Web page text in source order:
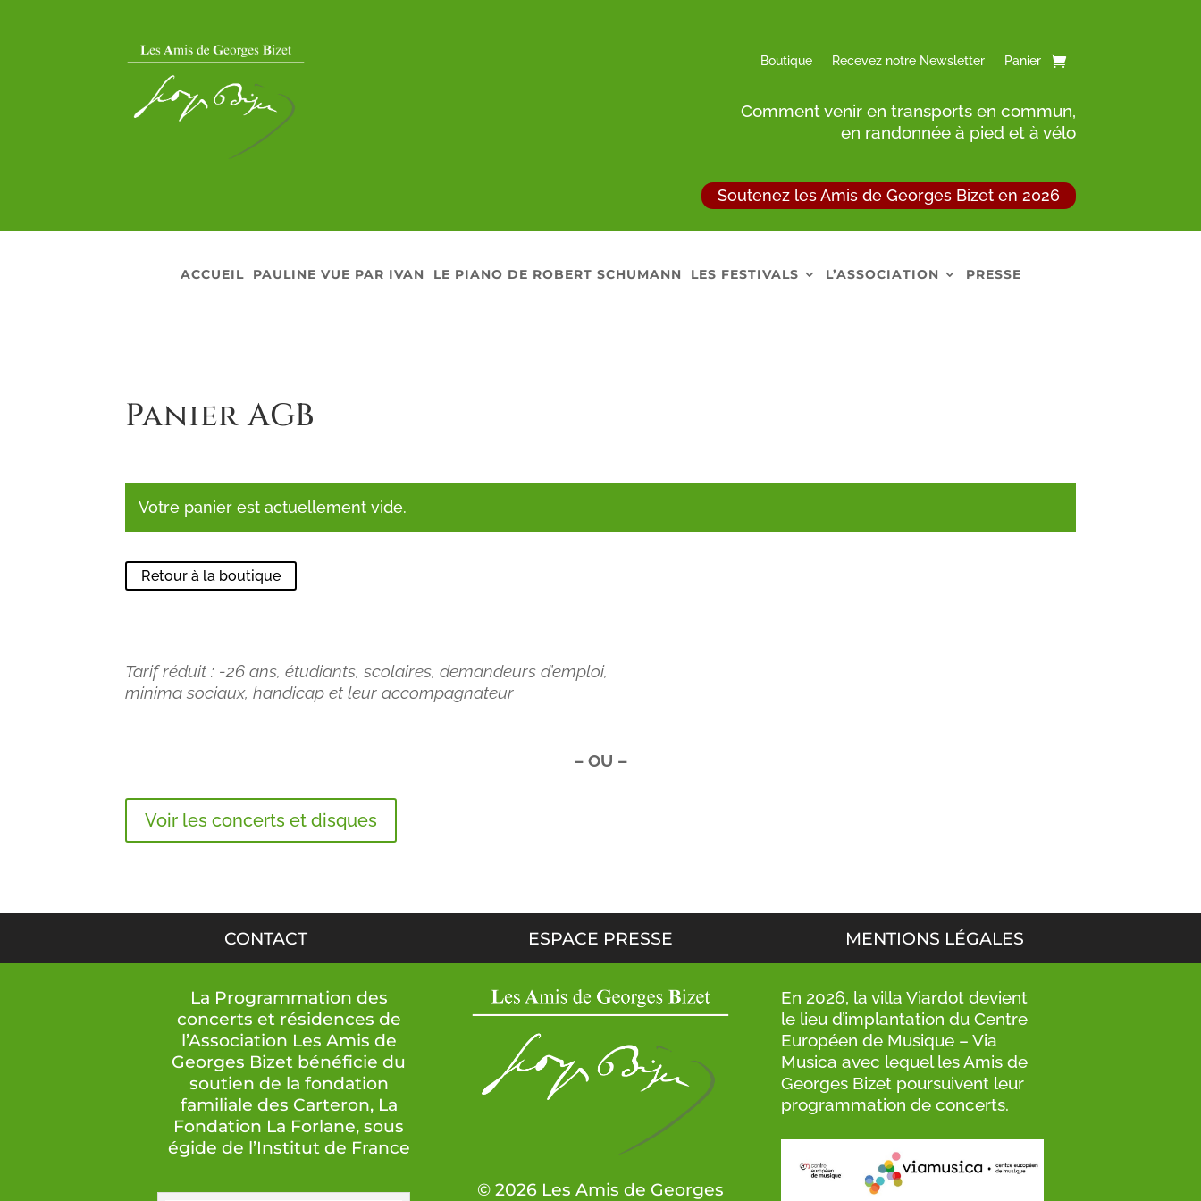
Boutique Recevez notre Newsletter Panier
Comment venir en transports en commun,
en randonnée à pied et à vélo
Soutenez les Amis de Georges Bizet en 2026
ACCUEIL PAULINE VUE PAR IVAN LE PIANO DE ROBERT SCHUMANN LES FESTIVALS L’ASSOCIATION PRESSE
Panier AGB
Votre panier est actuellement vide.
Retour à la boutique
Tarif réduit : -26 ans, étudiants, scolaires, demandeurs d’emploi,
minima sociaux, handicap et leur accompagnateur
– OU –
Voir les concerts et disques
CONTACT ESPACE PRESSE MENTIONS LÉGALES
La Programmation des
concerts et résidences de
l’Association Les Amis de
Georges Bizet bénéficie du
soutien de la fondation
familiale des Carteron, La
Fondation La Forlane, sous
égide de l’Institut de France
© 2026 Les Amis de Georges
En 2026, la villa Viardot devient
le lieu d’implantation du Centre
Européen de Musique – Via
Musica avec lequel les Amis de
Georges Bizet poursuivent leur
programmation de concerts.